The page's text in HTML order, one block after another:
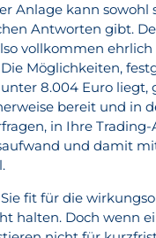
Anlage kann
Antworten gibt.
vollkommen
Möglichkeiten,
8.004 Euro liegt,
bereit und in
in Ihre
und damit
fit für die
halten. Doch wenn